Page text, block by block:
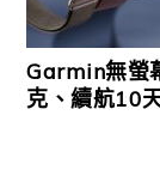
Garmin無螢
克、續航10